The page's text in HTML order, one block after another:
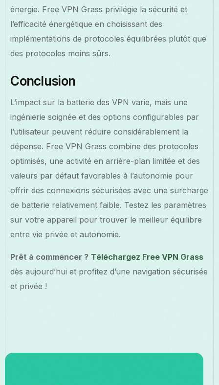
énergie. Free VPN Grass privilégie la sécurité et
l’efficacité énergétique en choisissant des
implémentations de protocoles équilibrées plutôt que
des protocoles moins sûrs.
Conclusion
L’impact sur la batterie des VPN varie, mais une
ingénierie soignée et des options configurables par
l’utilisateur peuvent réduire considérablement la
dépense. Free VPN Grass combine des protocoles
optimisés, une activité en arrière-plan limitée et des
valeurs par défaut favorables à l’autonomie pour
offrir des connexions sécurisées avec une surcharge
de batterie relativement faible. Testez les paramètres
sur votre appareil pour trouver le meilleur équilibre
entre vie privée et autonomie.
Prêt à commencer ? Téléchargez Free VPN Grass
dès aujourd’hui et profitez d’une navigation sécurisée
et privée !